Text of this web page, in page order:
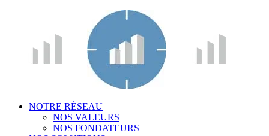
NOTRE RÉSEAU
NOS VALEURS
NOS FONDATEURS